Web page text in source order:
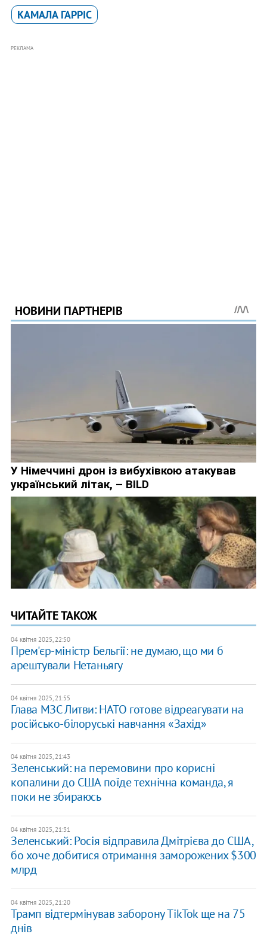
КАМАЛА ГАРРІС
РЕКЛАМА
ЧИТАЙТЕ ТАКОЖ
04 квітня 2025, 22:50
​Прем'єр-міністр Бельгії: не думаю, що ми б
арештували Нетаньягу
04 квітня 2025, 21:55
Глава МЗС Литви: НАТО готове відреагувати на
російсько-білоруські навчання «Захід»
04 квітня 2025, 21:43
Зеленський: на перемовини про корисні
копалини до США поїде технічна команда, я
поки не збираюсь
04 квітня 2025, 21:31
Зеленський: Росія відправила Дмітрієва до США,
бо хоче добитися отримання заморожених $300
млрд
04 квітня 2025, 21:20
Трамп відтермінував заборону TikTok ще на 75
днів